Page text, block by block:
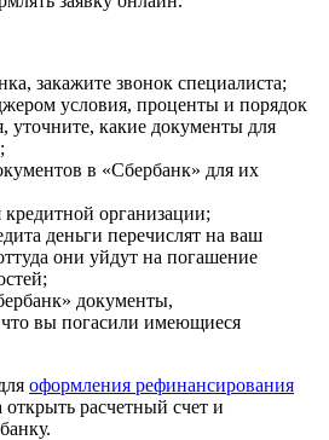
закажите звонок специалиста;
условия, проценты и порядок
уточните, какие документы для
в «Сбербанк» для их
организации;
деньги перечислят на ваш
они уйдут на погашение
документы,
вы погасили имеющиеся
оформления рефинансирования
расчетный счет и